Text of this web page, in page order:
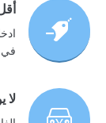
في
لا